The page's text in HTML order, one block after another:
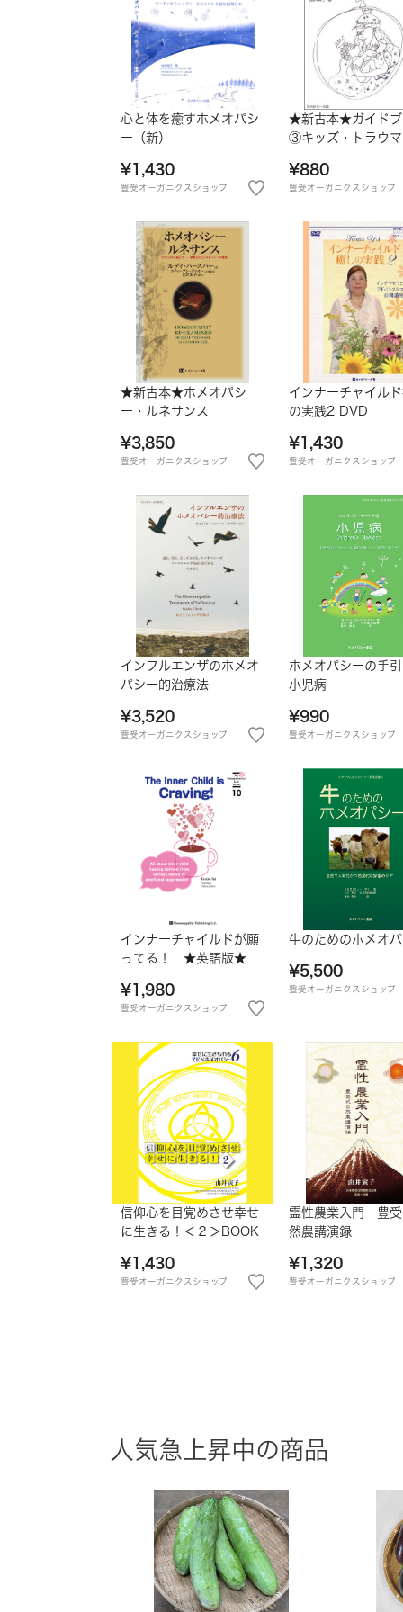
心と体を癒すホメオパシ
ー（新）
¥1,430
豊受オーガニクスショップ
★新古本★ガイドブ
③キッズ・トラウマ
¥880
豊受オーガニクスショップ
★新古本★ホメオパシ
ー・ルネサンス
¥3,850
豊受オーガニクスショップ
インナーチャイル
の実践2 DVD
¥1,430
豊受オーガニクスショップ
インフルエンザのホメオ
パシー的治療法
¥3,520
豊受オーガニクスショップ
ホメオパシーの手
小児病
¥990
豊受オーガニクスショップ
インナーチャイルドが願
ってる！ ★英語版★
¥1,980
豊受オーガニクスショップ
牛のためのホメオ
¥5,500
豊受オーガニクスショップ
信仰心を目覚めさせ幸せ
に生きる！＜２＞BOOK
¥1,430
豊受オーガニクスショップ
霊性農業入門 豊受
然農講演録
¥1,320
豊受オーガニクスショップ
人気急上昇中の商品